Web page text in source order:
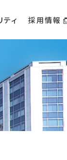
ティ 採用情報